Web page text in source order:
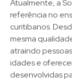
Atualmente, a
referência no
curitibanos.
mesma
atraindo
idades e
desenvolvidas